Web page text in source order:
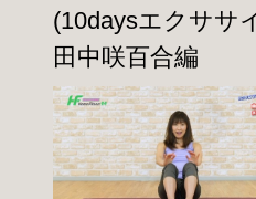
田中咲百合の【美
fitness24.jp/1189
田中咲百合の【美
fitness24.jp/1190
おしえて！インス
(10daysエクササ
田中咲百合編